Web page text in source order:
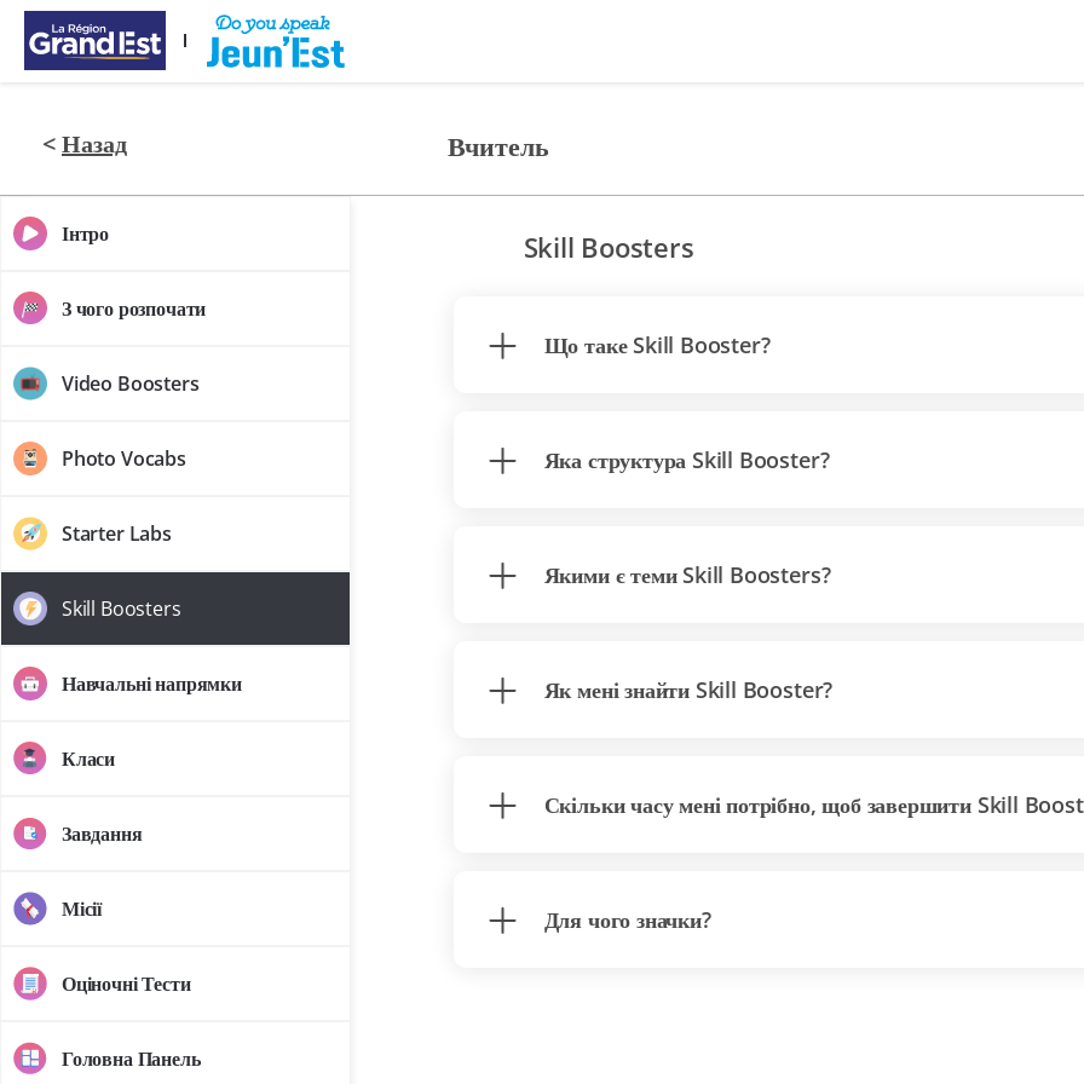
Перейти до основного контенту
<Назад Вчитель
Інтро
З чого розпочати
Video Boosters
Photo Vocabs
Starter Labs
Skill Boosters
Навчальні напрямки
Класи
Завдання
Місії
Оціночні Тести
Головна Панель
Skill Boosters
Що таке Skill Booster?
Яка структура Skill Booster?
Якими є теми Skill Boosters?
Як мені знайти Skill Booster?
Скільки часу мені потрібно, щоб завершити Skill
Для чого значки?